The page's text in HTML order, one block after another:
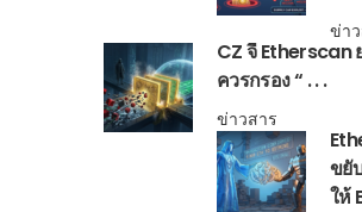
ข่า
CZ จี้ Etherscan
ควรกรอง “ . . .
ข่าวสาร
ขยั
ให้